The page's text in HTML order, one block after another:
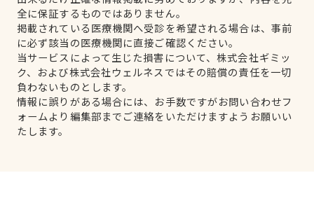
全に保証するものではありません。
掲載されている医療機関へ受診を希望される場合は、事前
に必ず該当の医療機関に直接ご確認ください。
当サービスによって生じた損害について、株式会社ギミッ
ク、および株式会社ウェルネスではその賠償の責任を一切
負わないものとします。
情報に誤りがある場合には、お手数ですがお問い合わせフ
ォームより編集部までご連絡をいただけますようお願いい
たします。